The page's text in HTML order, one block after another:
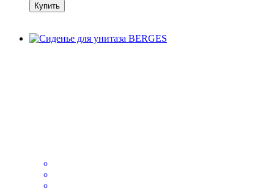
Купить